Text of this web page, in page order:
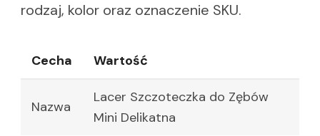
rodzaj, kolor oraz oznaczenie SKU.
Cecha Wartość
Nazwa
Lacer Szczoteczka do Zębów
Mini Delikatna